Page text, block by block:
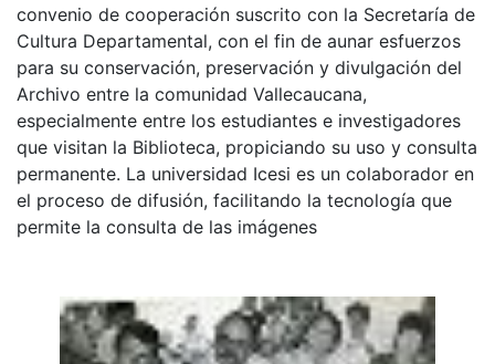
convenio de cooperación suscrito con la Secretaría de
Cultura Departamental, con el fin de aunar esfuerzos
para su conservación, preservación y divulgación del
Archivo entre la comunidad Vallecaucana,
especialmente entre los estudiantes e investigadores
que visitan la Biblioteca, propiciando su uso y consulta
permanente. La universidad Icesi es un colaborador en
el proceso de difusión, facilitando la tecnología que
permite la consulta de las imágenes